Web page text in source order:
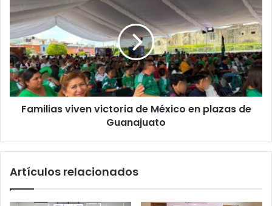
viven
victoria
de
México
en
plazas
de
Guanajuato
Familias viven victoria de México en plazas de
Guanajuato
Artículos relacionados